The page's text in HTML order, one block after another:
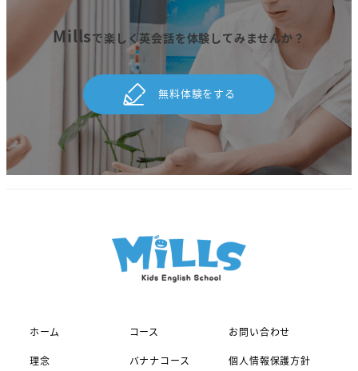
Millsで楽しく英会話を体験してみませんか？
無料体験をする
ホーム
理念
コース
バナナコース
お問い合わせ
個人情報保護方針